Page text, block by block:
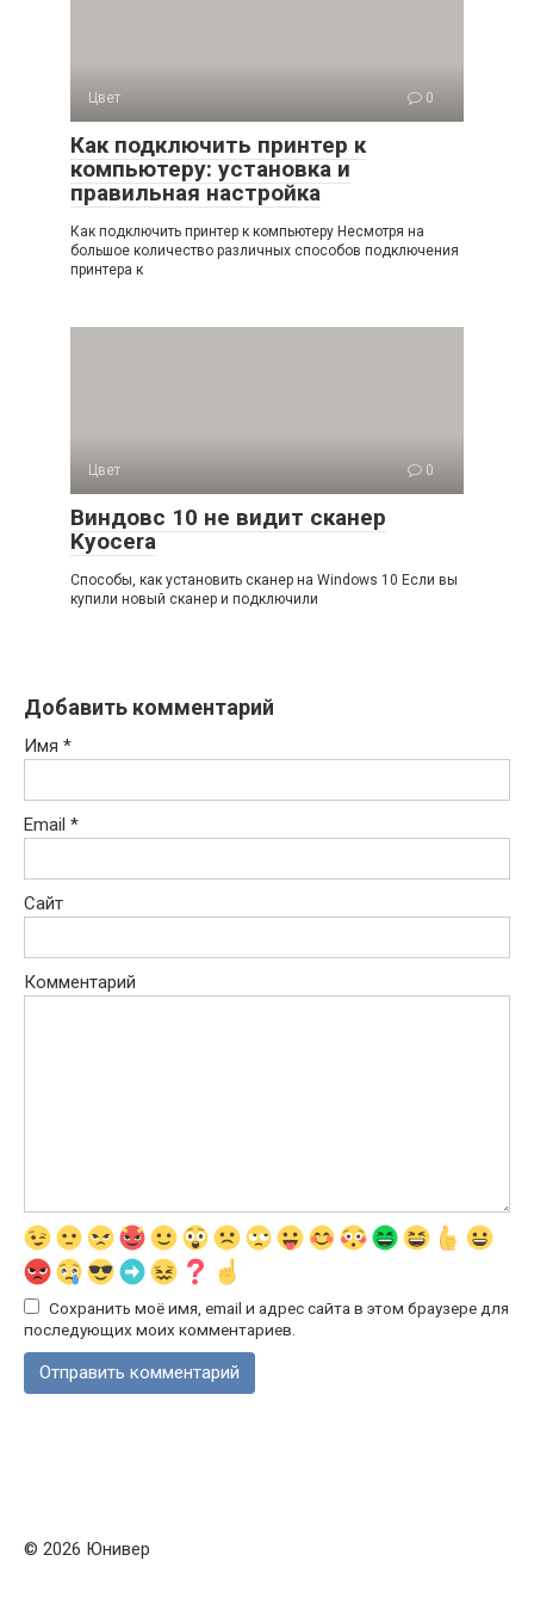
Цвет 0
Как подключить принтер к
компьютеру: установка и
правильная настройка
Как подключить принтер к компьютеру Несмотря на
большое количество различных способов подключения
принтера к
Цвет 0
Виндовс 10 не видит сканер
Kyocera
Способы, как установить сканер на Windows 10 Если вы
купили новый сканер и подключили
Добавить комментарий
Имя *
Email *
Сайт
Комментарий
Сохранить моё имя, email и адрес сайта в этом браузере для
последующих моих комментариев.
© 2026 Юнивер